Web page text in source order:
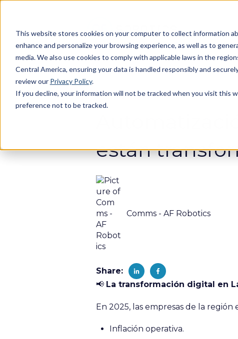
This website stores cookies on your computer to collect information
enhance and personalize your browsing experience, as well as to
media. We also use cookies to comply with applicable laws in the
Central America, ensuring your data is handled responsibly and
review our Privacy Policy.
If you decline, your information will not be tracked when you visit this
preference not to be tracked.
Apr 8, 2025 9:46:36 AM
están
Comms - AF Robotics
Share:
📢 La transformación digital en
En 2025, las empresas de la
Inflación operativa.